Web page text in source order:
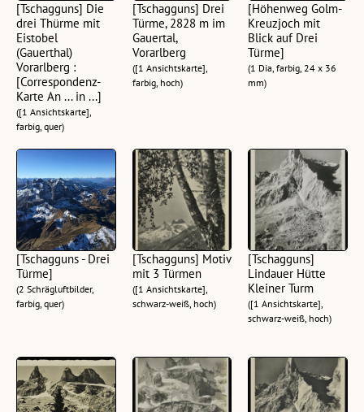
[Tschagguns] Die
drei Thürme mit
Eistobel
(Gauerthal)
Vorarlberg :
[Correspondenz-
Karte An ... in ...]
([1 Ansichtskarte],
farbig, quer)
[Tschagguns] Drei
Türme, 2828 m im
Gauertal,
Vorarlberg
([1 Ansichtskarte],
farbig, hoch)
[Höhenweg Golm-
Kreuzjoch mit
Blick auf Drei
Türme]
(1 Dia, farbig, 24 x 36
mm)
[Tschagguns - Drei
Türme]
(2 Schrägluftbilder,
farbig, quer)
[Tschagguns] Motiv
mit 3 Türmen
([1 Ansichtskarte],
schwarz-weiß, hoch)
[Tschagguns]
Lindauer Hütte
Kleiner Turm
([1 Ansichtskarte],
schwarz-weiß, hoch)